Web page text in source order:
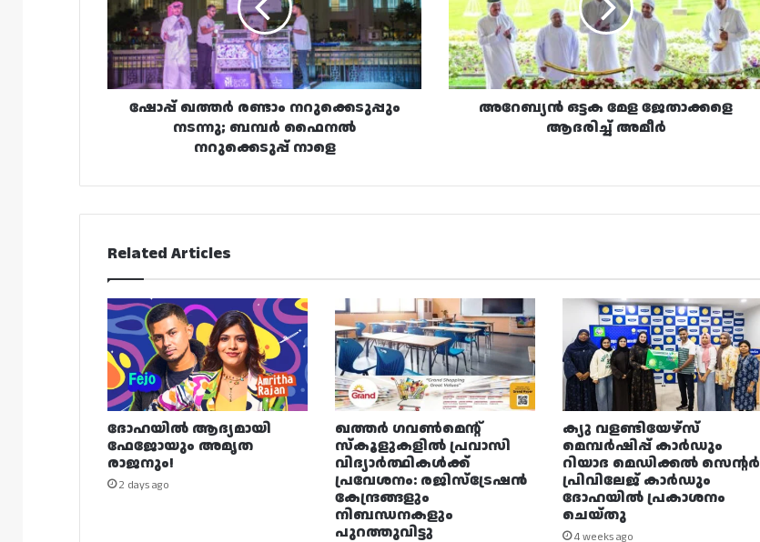
നടന്നു;
ബമ്പർ
ഫൈനൽ
നറുക്കെടുപ്പ്
നാളെ
ഷോപ്പ് ഖത്തർ രണ്ടാം നറുക്കെടുപ്പും
നടന്നു; ബമ്പർ ഫൈനൽ
നറുക്കെടുപ്പ് നാളെ
ആദരിച്ച്
അമീർ
അറേബ്യൻ ഒട്ടക മേള ജേതാക്കളെ
ആദരിച്ച് അമീർ
Related Articles
ദോഹയിൽ ആദ്യമായി
ഫേജോയും അമൃത
രാജനും!
2 days ago
ഖത്തർ ഗവൺമെന്റ്
സ്കൂളുകളിൽ പ്രവാസി
വിദ്യാർത്ഥികൾക്ക്
പ്രവേശനം: രജിസ്ട്രേഷൻ
കേന്ദ്രങ്ങളും
നിബന്ധനകളും
പുറത്തുവിട്ടു
ക്യു വളണ്ടിയേഴ്‌സ്
മെമ്പർഷിപ്പ് കാർഡും
റിയാദ മെഡിക്കൽ സെന്റർ
പ്രിവിലേജ് കാർഡും
ദോഹയിൽ പ്രകാശനം
ചെയ്തു
4 weeks ago